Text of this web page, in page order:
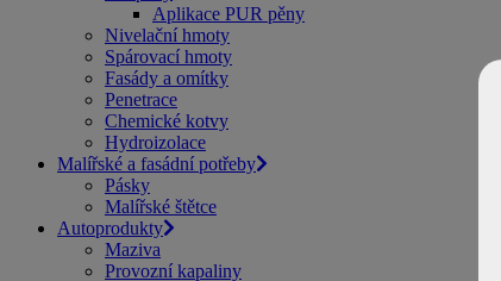
Aplikace PUR pěny
Nivelační hmoty
Spárovací hmoty
Fasády a omítky
Penetrace
Chemické kotvy
Hydroizolace
Malířské a fasádní potřeby
Pásky
Malířské štětce
Autoprodukty
Maziva
Provozní kapaliny